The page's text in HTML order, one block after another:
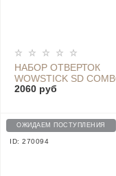
НАБОР ОТВЕРТОК
WOWSTICK SD
PD01020271
2060 руб
ОЖИДАЕМ ПОСТУПЛЕНИЯ
ID: 270094